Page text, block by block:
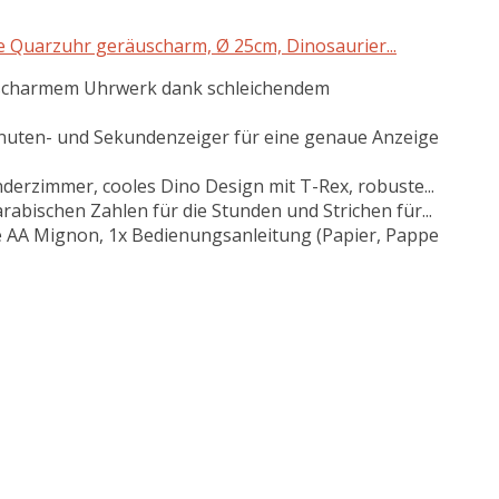
geräuscharm, Ø 25cm, Dinosaurier...
Uhrwerk dank schleichendem
und Sekundenzeiger für eine genaue Anzeige
cooles Dino Design mit T-Rex, robuste...
Zahlen für die Stunden und Strichen für...
Mignon, 1x Bedienungsanleitung (Papier, Pappe